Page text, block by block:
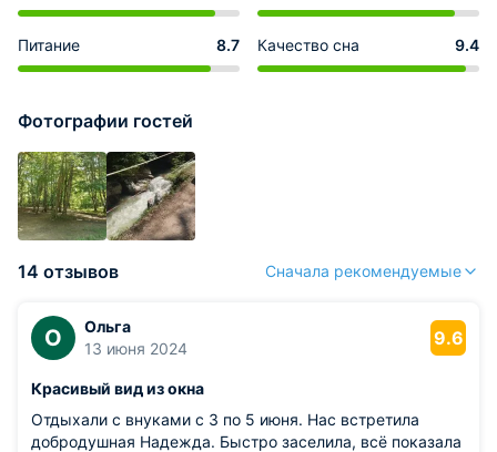
Питание 8.7 Качество сна 9.4
Фотографии гостей
14 отзывов Сначала рекомендуемые
О
Ольга
13 июня 2024
9.6
Красивый вид из окна
Отдыхали с внуками с 3 по 5 июня. Нас встретила
добродушная Надежда. Быстро заселила, всё показала